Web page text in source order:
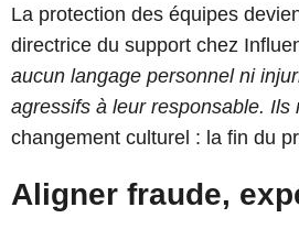
La protection des équipes
directrice du support chez
aucun langage personnel ni
agressifs à leur responsable. Ils
changement culturel : la fin du
Aligner fraude,